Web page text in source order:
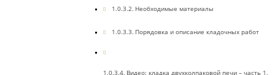
Необходимые материалы
Порядовка и описание кладочных работ
Видео: кладка двухколпаковой печи – часть 1.